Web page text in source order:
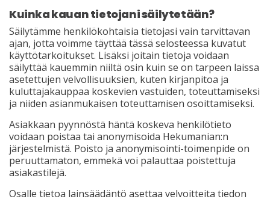
Kuinka kauan tietojani säilytetään?
Säilytämme henkilökohtaisia tietojasi vain tarvittavan
ajan, jotta voimme täyttää tässä selosteessa kuvatut
käyttötarkoitukset. Lisäksi joitain tietoja voidaan
säilyttää kauemmin niiltä osin kuin se on tarpeen laissa
asetettujen velvollisuuksien, kuten kirjanpitoa ja
kuluttajakauppaa koskevien vastuiden, toteuttamiseksi
ja niiden asianmukaisen toteuttamisen osoittamiseksi.
Asiakkaan pyynnöstä häntä koskeva henkilötieto
voidaan poistaa tai anonymisoida Hekumanian:n
järjestelmistä. Poisto ja anonymisointi-toimenpide on
peruuttamaton, emmekä voi palauttaa poistettuja
asiakastilejä.
Osalle tietoa lainsäädäntö asettaa velvoitteita tiedon